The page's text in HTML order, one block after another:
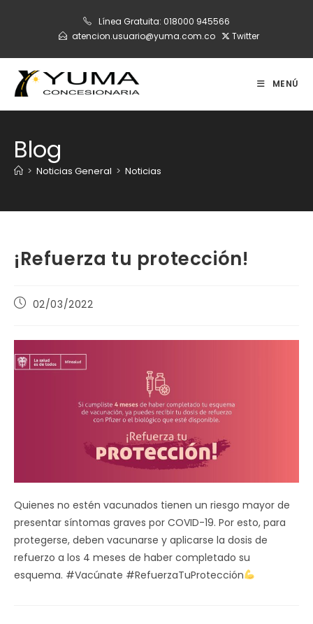
Línea Gratuita: 018000 945566
atencion.usuario@yuma.com.co
Twitter
MENÚ
Blog
> Noticias General > Noticias
¡Refuerza tu protección!
Publicación
entrada:
02/03/2022
Quienes no estén vacunados tienen un riesgo mayor de
presentar síntomas graves por COVID-19. Por esto, para
protegerse, deben vacunarse y aplicarse la dosis de
refuerzo a los 4 meses de haber completado su
esquema. #Vacúnate #RefuerzaTuProtección